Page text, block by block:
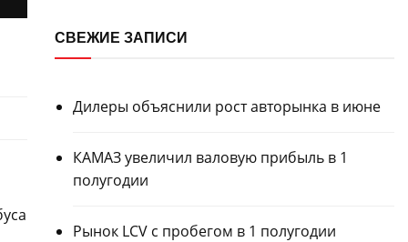
СВЕЖИЕ ЗАПИСИ
Дилеры объяснили рост авторынка в июне
КАМАЗ увеличил валовую прибыль в 1
полугодии
Рынок LCV с пробегом в 1 полугодии